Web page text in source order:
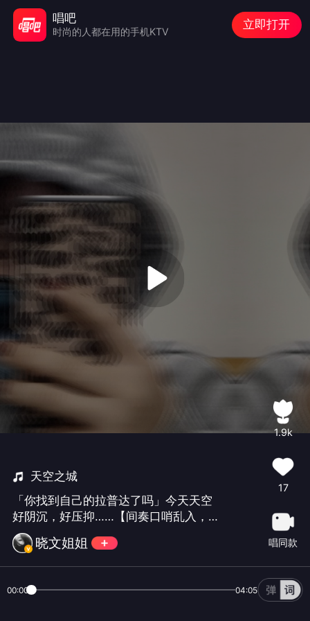
天空之城
「你找到自己的拉普达了吗」今天天空
好阴沉，好压抑……【间奏口哨乱入，还
和谐么？😳
晓文姐姐
1.9k
17
唱同款
00:00 04:05
唱吧
时尚的人都在用的手机KTV
立即打开